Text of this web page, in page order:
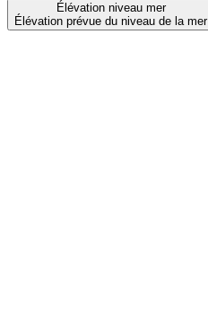
Élévation niveau mer
Élévation prévue du niveau de la mer